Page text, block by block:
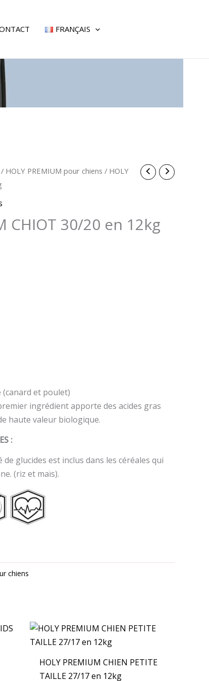
FRANÇAIS
/ HOLY PREMIUM pour chiens / HOLY
CHIOT 30/20 en 12kg
et poulet)
ingrédient apporte des acides gras
haute valeur biologique.
:
glucides est inclus dans les céréales qui
(riz et maïs).
chiens
HOLY PREMIUM CHIEN PETITE
TAILLE 27/17 en 12kg